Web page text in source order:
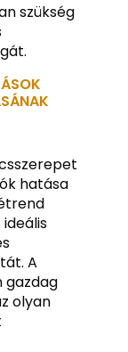
szükség
hatása
A
gazdag
olyan